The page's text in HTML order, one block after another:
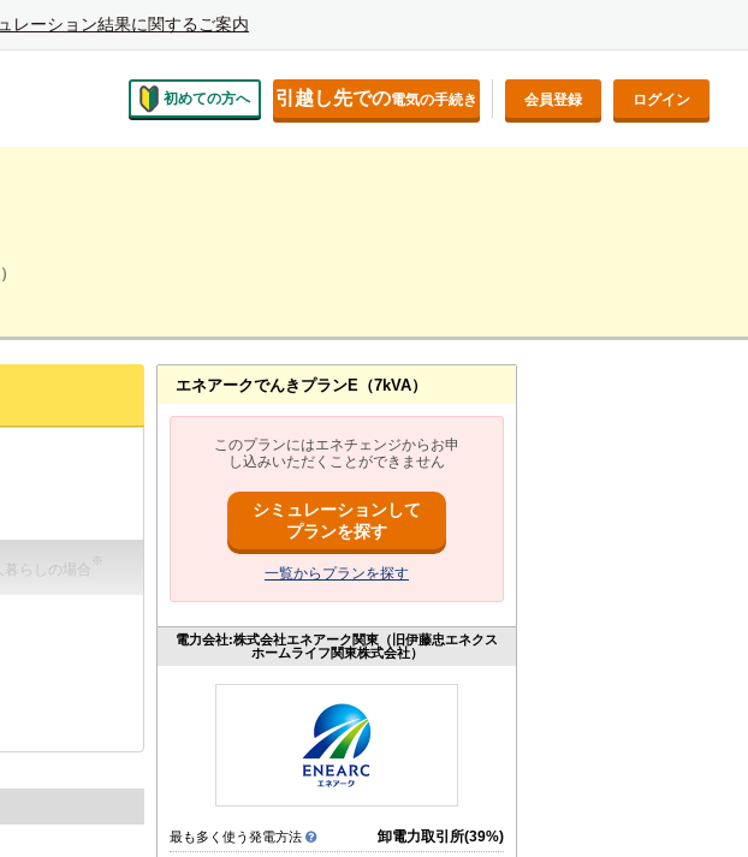
レーション結果に関するご案内
初めての方へ 引越し先での電気の手続き 会員登録 ログイン
暮らしの場合
※
エネアークでんきプランE（7kVA）
このプランにはエネチェンジからお申
し込みいただくことができません
シミュレーションして
プランを探す
一覧からプランを探す
電力会社:株式会社エネアーク関東（旧伊藤忠エネクス
ホームライフ関東株式会社）
最も多く使う発電方法 卸電力取引所(39%)